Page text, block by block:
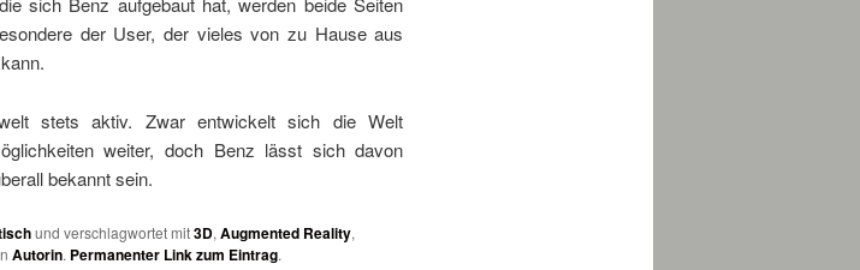
der User, der vieles von zu Hause aus
stets aktiv. Zwar entwickelt sich die Welt
weiter, doch Benz lässt sich davon
bekannt sein.
und verschlagwortet mit3D, Augmented Reality,
Autorin. Permanenter Link zum Eintrag.